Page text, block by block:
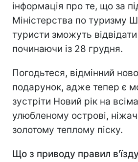
інформація про те, що за
Міністерства по туризму
туристи зможуть відвідати
починаючи із 28 грудня.
Погодьтеся, відмінний
подарунок, адже тепер є
зустріти Новий рік на всіма
улюбленому острові,
золотому теплому піску.
Що з приводу правил